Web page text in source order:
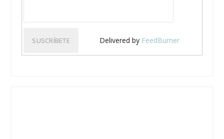
Delivered by FeedBurner